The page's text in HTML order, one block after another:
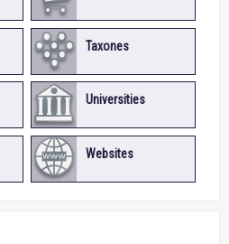
Taxones
Universities
Websites